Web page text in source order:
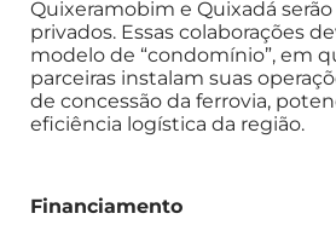
Quixeramobim e Quixadá
privados. Essas colaborações
modelo de “condomínio”, em
parceiras instalam suas
de concessão da ferrovia,
eficiência logística da região.
Financiamento